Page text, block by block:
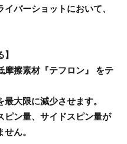
バーショットにおいて、
摩擦素材『テフロン』 をテ
大限に減少させます。
ピン量、サイドスピン量が
ん。